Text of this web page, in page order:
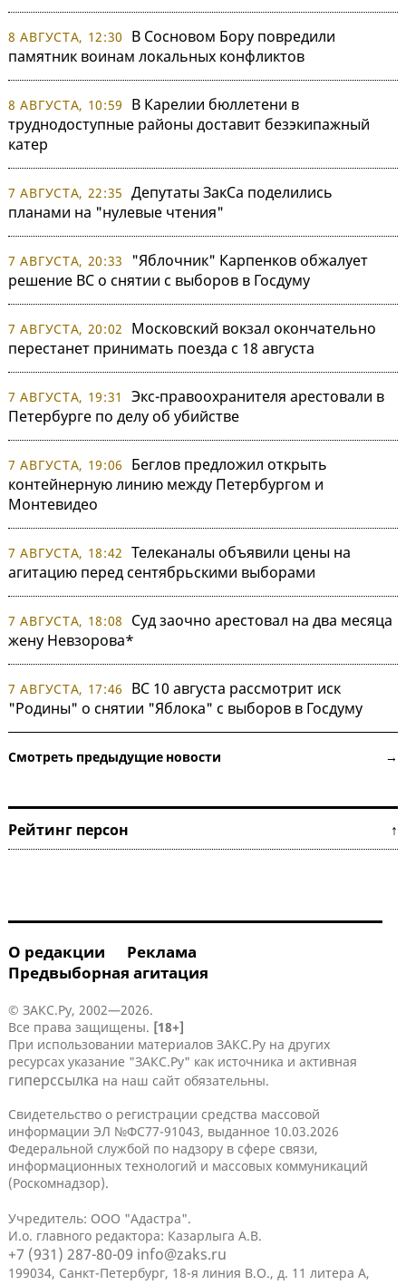
8 АВГУСТА, 12:30
В Сосновом Бору повредили
памятник воинам локальных конфликтов
8 АВГУСТА, 10:59
В Карелии бюллетени в
труднодоступные районы доставит безэкипажный
катер
7 АВГУСТА, 22:35 Депутаты ЗакСа поделились
планами на "нулевые чтения"
7 АВГУСТА, 20:33
"Яблочник" Карпенков обжалует
решение ВС о снятии с выборов в Госдуму
7 АВГУСТА, 20:02
Московский вокзал окончательно
перестанет принимать поезда с 18 августа
7 АВГУСТА, 19:31
Экс-правоохранителя арестовали в
Петербурге по делу об убийстве
7 АВГУСТА, 19:06
Беглов предложил открыть
контейнерную линию между Петербургом и
Монтевидео
7 АВГУСТА, 18:42 Телеканалы объявили цены на
агитацию перед сентябрьскими выборами
7 АВГУСТА, 18:08
Суд заочно арестовал на два месяца
жену Невзорова*
7 АВГУСТА, 17:46
ВС 10 августа рассмотрит иск
"Родины" о снятии "Яблока" с выборов в Госдуму
Смотреть предыдущие новости →
Рейтинг персон ↑
О редакции
Реклама
Предвыборная агитация
© ЗАКС.Ру, 2002—2026.
Все права защищены. [18+]
При использовании материалов ЗАКС.Ру на других
ресурсах указание "ЗАКС.Ру" как источника и активная
гиперссылка на наш сайт обязательны.
Свидетельство о регистрации средства массовой
информации ЭЛ №ФС77-91043, выданное 10.03.2026
Федеральной службой по надзору в сфере связи,
информационных технологий и массовых коммуникаций
(Роскомнадзор).
Учредитель: ООО "Адастра".
И.о. главного редактора: Казарлыга А.В.
+7 (931) 287-80-09 info@zaks.ru
199034, Санкт-Петербург, 18-я линия В.О., д. 11 литера А,